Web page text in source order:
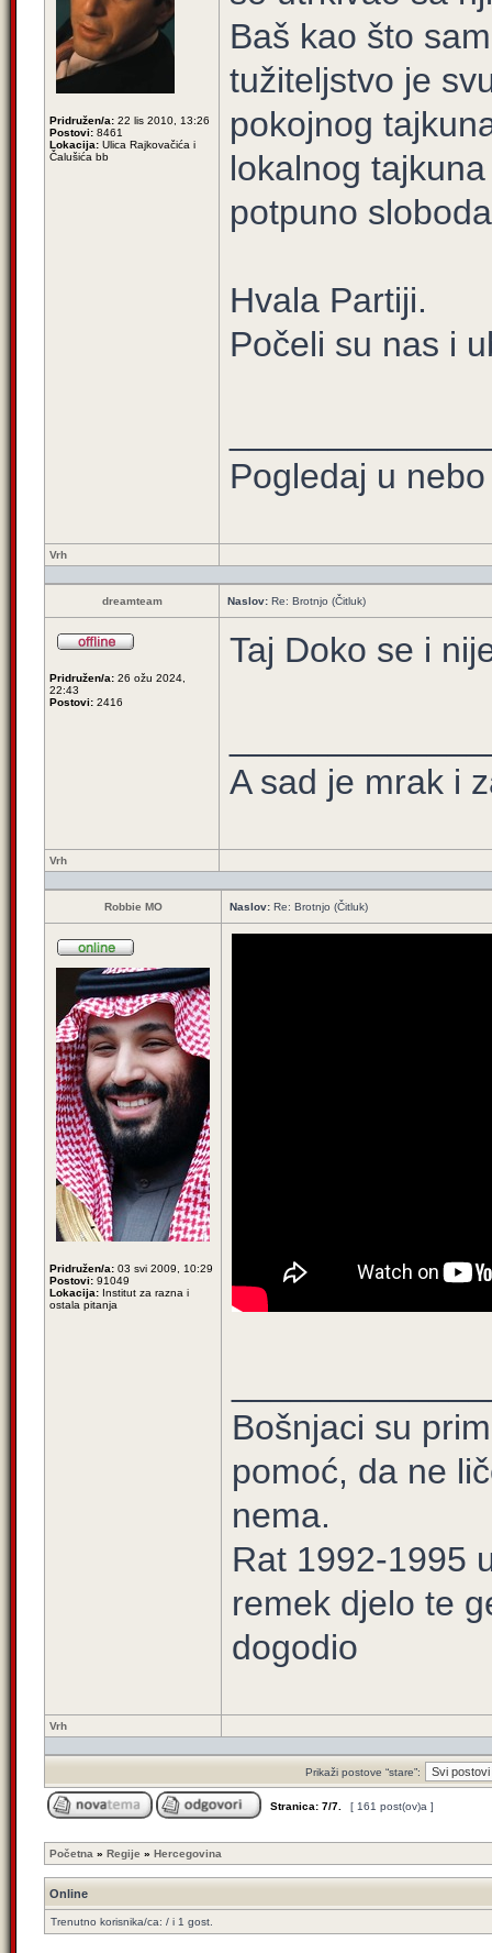
Pridružen/a: 22 lis 2010, 13:26
Postovi: 8461
Lokacija: Ulica Rajkovačića i
Čalušića bb
Baš kao što
tužiteljstvo je
pokojnog
lokalnog
potpuno
Hvala Partiji.
Počeli su nas i
Pogledaj u
Vrh
dreamteam Naslov: Re: Brotnjo (Čitluk)
Pridružen/a: 26 ožu 2024,
22:43
Postovi: 2416
Taj Doko se i
A sad je mrak i
Vrh
Robbie MO Naslov: Re: Brotnjo (Čitluk)
Pridružen/a: 03 svi 2009, 10:29
Postovi: 91049
Lokacija: Institut za razna i
ostala pitanja
Bošnjaci su
pomoć, da ne
nema.
Rat 1992-1995
remek djelo te
dogodio
Vrh
Prikaži postove “stare”:
Stranica: 7/7 [ 161 post(ov)a ]
Početna » Regije » Hercegovina
Online
Trenutno korisnika/ca: / i 1 gost.